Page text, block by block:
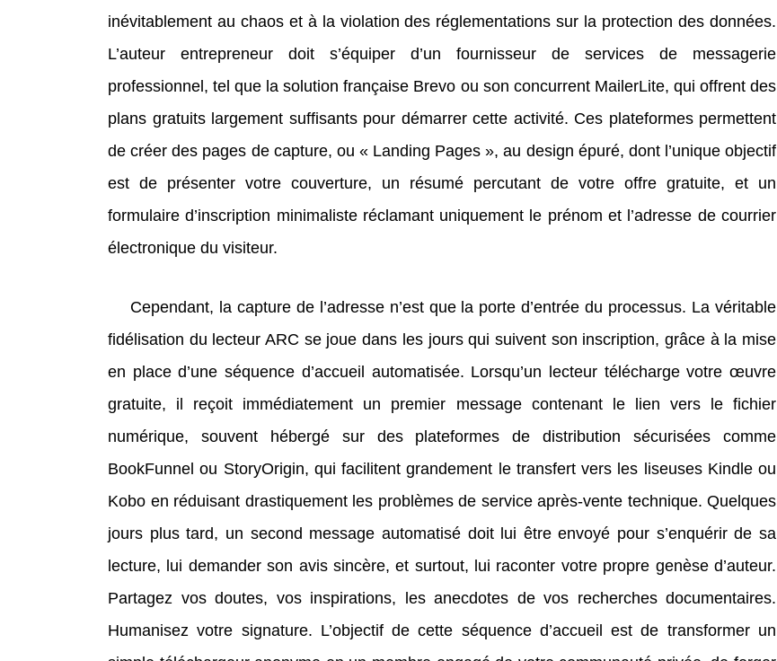
inévitablement au chaos et à la violation des réglementations sur la protection des données.
L’auteur entrepreneur doit s’équiper d’un fournisseur de services de messagerie
professionnel, tel que la solution française Brevo ou son concurrent MailerLite, qui offrent des
plans gratuits largement suffisants pour démarrer cette activité. Ces plateformes permettent
de créer des pages de capture, ou « Landing Pages », au design épuré, dont l’unique objectif
est de présenter votre couverture, un résumé percutant de votre offre gratuite, et un
formulaire d’inscription minimaliste réclamant uniquement le prénom et l’adresse de courrier
électronique du visiteur.
Cependant, la capture de l’adresse n’est que la porte d’entrée du processus. La véritable
fidélisation du lecteur ARC se joue dans les jours qui suivent son inscription, grâce à la mise
en place d’une séquence d’accueil automatisée. Lorsqu’un lecteur télécharge votre œuvre
gratuite, il reçoit immédiatement un premier message contenant le lien vers le fichier
numérique, souvent hébergé sur des plateformes de distribution sécurisées comme
BookFunnel ou StoryOrigin, qui facilitent grandement le transfert vers les liseuses Kindle ou
Kobo en réduisant drastiquement les problèmes de service après-vente technique. Quelques
jours plus tard, un second message automatisé doit lui être envoyé pour s’enquérir de sa
lecture, lui demander son avis sincère, et surtout, lui raconter votre propre genèse d’auteur.
Partagez vos doutes, vos inspirations, les anecdotes de vos recherches documentaires.
Humanisez votre signature. L’objectif de cette séquence d’accueil est de transformer un